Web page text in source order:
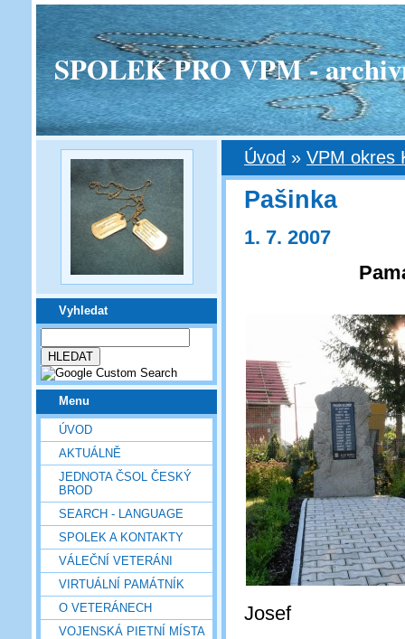
SPOLEK PRO VPM -
Vyhledat
Menu
ÚVOD
AKTUÁLNĚ
JEDNOTA ČSOL ČESKÝ
BROD
SEARCH - LANGUAGE
SPOLEK A KONTAKTY
VÁLEČNÍ VETERÁNI
VIRTUÁLNÍ PAMÁTNÍK
O VETERÁNECH
VOJENSKÁ PIETNÍ MÍSTA
Úvod » VPM okres
Pašinka
1. 7. 2007
Josef